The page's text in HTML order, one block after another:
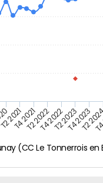
(CC Le Tonnerrois en
2021
T4 2021T2 2022T4 2022T2 2023T4 2023
T2